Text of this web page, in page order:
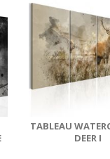
TABLEAU
DEER I